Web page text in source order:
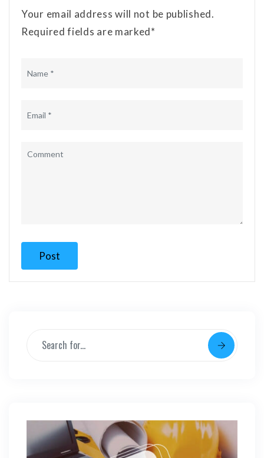
Your email address will not be published.
Required fields are marked*